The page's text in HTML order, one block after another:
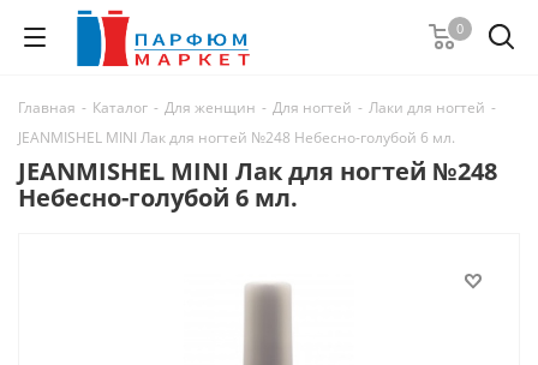
0
Главная - Каталог - Для женщин - Для ногтей - Лаки для ногтей -
JEANMISHEL MINI Лак для ногтей №248 Небесно-голубой 6 мл.
JEANMISHEL MINI Лак для ногтей №248
Небесно-голубой 6 мл.